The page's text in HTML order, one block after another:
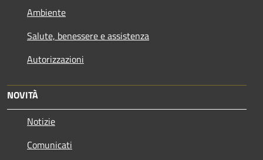
Ambiente
Salute, benessere e assistenza
Autorizzazioni
NOVITÀ
Notizie
Comunicati